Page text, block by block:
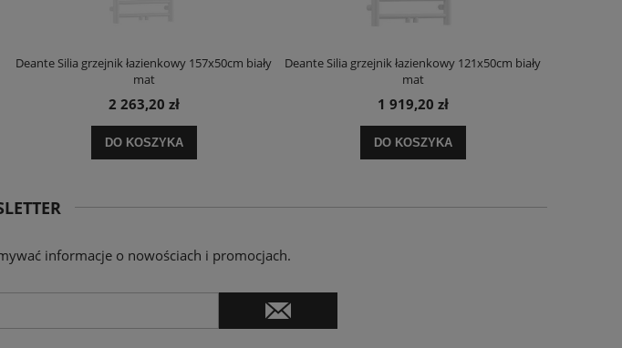
Deante Silia grzejnik łazienkowy 157x50cm biały
mat
2 263,20 zł
DO KOSZYKA
Deante Silia grzejnik łazienkowy 121x50cm biały
mat
1 919,20 zł
DO KOSZYKA
informacje o nowościach i promocjach.